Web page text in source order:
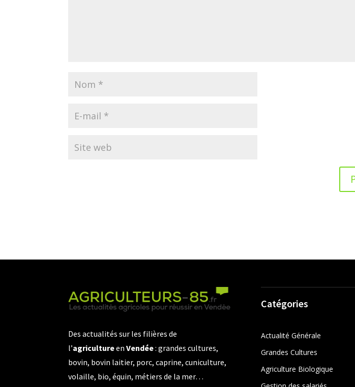
Des actualités sur les filières de
l’agricultureenVendée: grandes cultures,
bovin, bovin laitier, porc, caprine, cuniculture,
volaille, bio, équin, métiers de la mer…
Catégories
Actualité Générale
Grandes Cultures
Agriculture Biologique